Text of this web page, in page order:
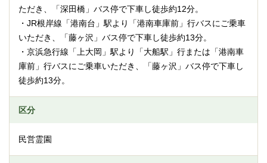
ただき、「深田橋」バス停で下車し徒歩約12分。
・JR根岸線「港南台」駅より「港南車庫前」行バスにご乗車
いただき、「藤ヶ沢」バス停で下車し徒歩約13分。
・京浜急行線「上大岡」駅より「大船駅」行または「港南車
庫前」行バスにご乗車いただき、「藤ヶ沢」バス停で下車し
徒歩約13分。
区分
民営霊園